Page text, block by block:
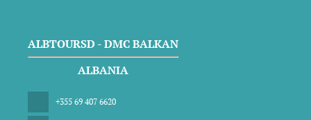
ALBTOURSD - DMC BALKAN
ALBANIA
+355 69 407 6620